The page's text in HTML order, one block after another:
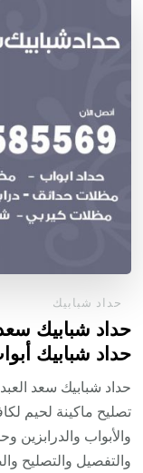
حداد شبابيك
حداد شبابيك
حداد شبابيك سعد
تصليح ماكينة لحيم
والأبواب
والتفصيل والتصليح